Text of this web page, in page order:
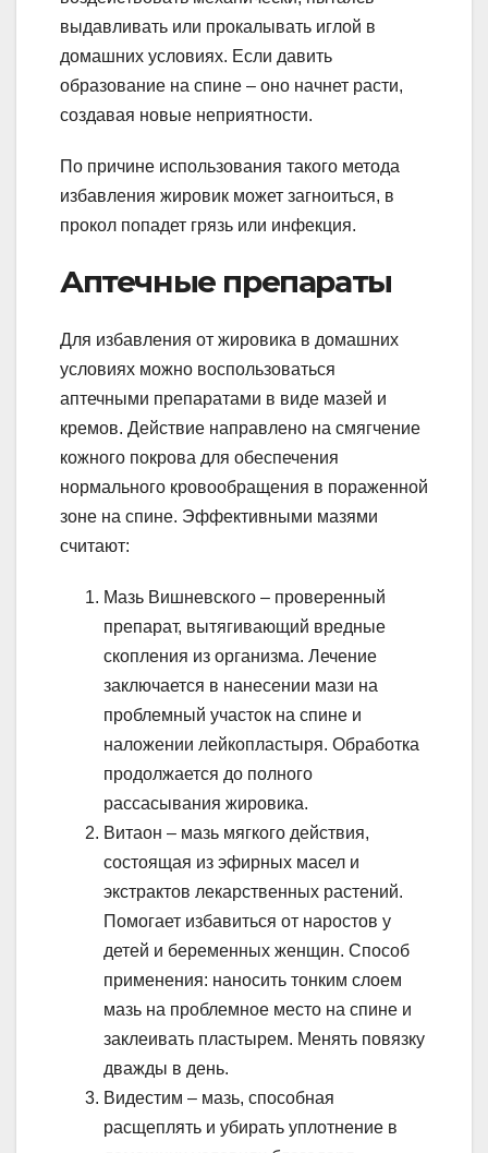
выдавливать или прокалывать иглой в
домашних условиях. Если давить
образование на спине – оно начнет расти,
создавая новые неприятности.
По причине использования такого метода
избавления жировик может загноиться, в
прокол попадет грязь или инфекция.
Аптечные препараты
Для избавления от жировика в домашних
условиях можно воспользоваться
аптечными препаратами в виде мазей и
кремов. Действие направлено на смягчение
кожного покрова для обеспечения
нормального кровообращения в пораженной
зоне на спине. Эффективными мазями
считают:
Мазь Вишневского – проверенный
препарат, вытягивающий вредные
скопления из организма. Лечение
заключается в нанесении мази на
проблемный участок на спине и
наложении лейкопластыря. Обработка
продолжается до полного
рассасывания жировика.
Витаон – мазь мягкого действия,
состоящая из эфирных масел и
экстрактов лекарственных растений.
Помогает избавиться от наростов у
детей и беременных женщин. Способ
применения: наносить тонким слоем
мазь на проблемное место на спине и
заклеивать пластырем. Менять повязку
дважды в день.
Видестим – мазь, способная
расщеплять и убирать уплотнение в